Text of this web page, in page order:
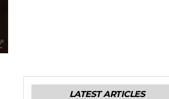
LATEST ARTICLES